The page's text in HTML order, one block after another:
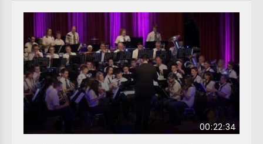
00:22:34